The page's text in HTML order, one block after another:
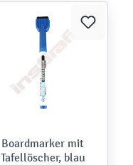
Boardmarker mit
Tafellöscher, blau